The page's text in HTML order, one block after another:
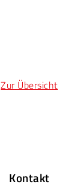
Zur Übersicht
Kontakt